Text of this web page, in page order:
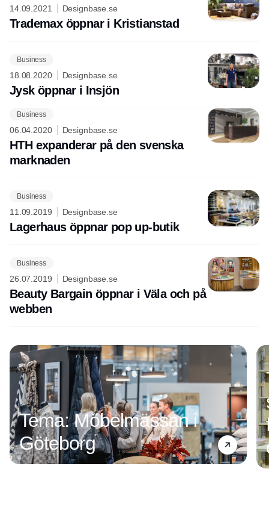
14.09.2021 Designbase.se
Trademax öppnar i Kristianstad
Business
18.08.2020 Designbase.se
Jysk öppnar i Insjön
Business
06.04.2020 Designbase.se
HTH expanderar på den svenska
marknaden
Business
11.09.2019 Designbase.se
Lagerhaus öppnar pop up-butik
Business
26.07.2019 Designbase.se
Beauty Bargain öppnar i Väla och på
webben
Tema: Möbelmässan i
Göteborg